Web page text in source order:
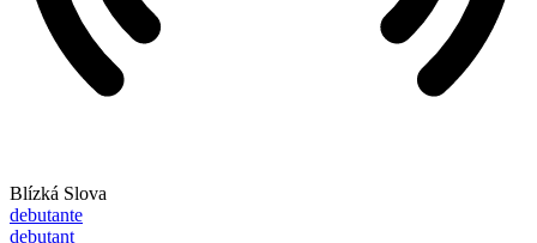
Blízká Slova
debutante
debutant